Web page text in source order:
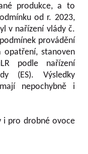
produkce, a to
od r. 2023,
v nařízení vlády č.
provádění
opatření, stanoven
podle nařízení
(ES). Výsledky
nepochybně i
i pro drobné ovoce